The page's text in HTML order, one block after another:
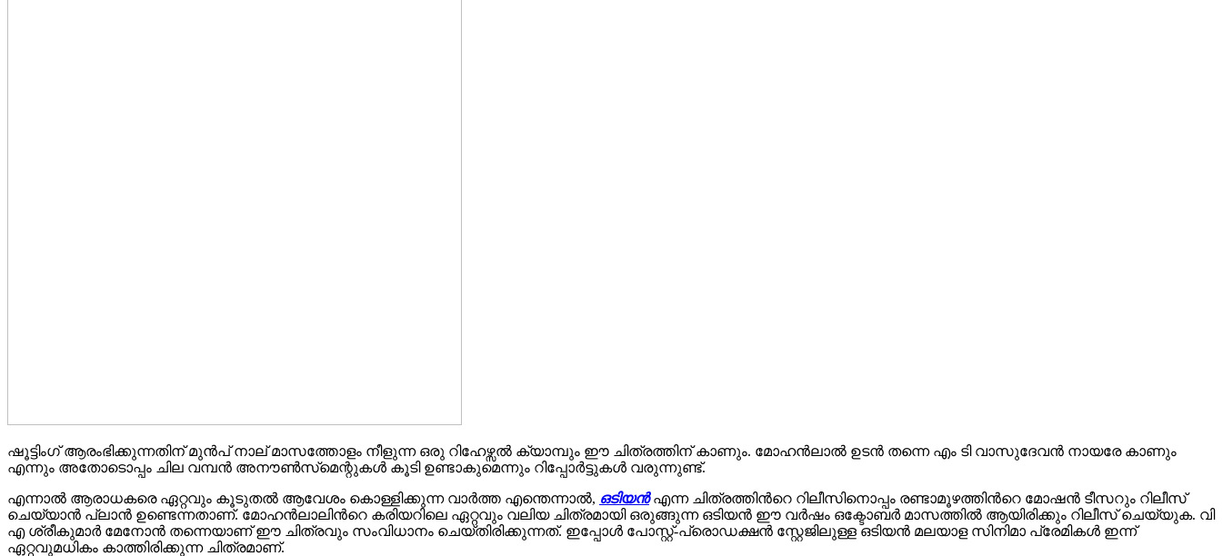
ഷൂട്ടിംഗ് ആരംഭിക്കുന്നതിന് മുൻപ് നാല് മാസത്തോളം നീളുന്ന ഒരു റിഹേഴ്സൽ ക്യാമ്പും ഈ ചിത്രത്തിന് കാണും. മോഹൻലാൽ ഉടൻ തന്നെ എം ടി വാസുദേവൻ നായരേ കാണും
എന്നും അതോടൊപ്പം ചില വമ്പൻ അനൗൺസ്‌മെന്റുകൾ കൂടി ഉണ്ടാകുമെന്നും റിപ്പോർട്ടുകൾ വരുന്നുണ്ട്.
എന്നാൽ ആരാധകരെ ഏറ്റവും കൂടുതൽ ആവേശം കൊള്ളിക്കുന്ന വാർത്ത എന്തെന്നാൽ, ഒടിയൻഎന്ന ചിത്രത്തിന്‍റെ റിലീസിനൊപ്പം രണ്ടാമൂഴത്തിന്‍റെ മോഷൻ ടീസറും റിലീസ്
ചെയ്യാൻ പ്ലാൻ ഉണ്ടെന്നതാണ്. മോഹൻലാലിൻറെ കരിയറിലെ ഏറ്റവും വലിയ ചിത്രമായി ഒരുങ്ങുന്ന ഒടിയൻ ഈ വർഷം ഒക്ടോബർ മാസത്തിൽ ആയിരിക്കും റിലീസ് ചെയ്യുക. വി
എ ശ്രീകുമാർ മേനോൻ തന്നെയാണ് ഈ ചിത്രവും സംവിധാനം ചെയ്തിരിക്കുന്നത്. ഇപ്പോൾ പോസ്റ്റ്-പ്രൊഡക്ഷൻ സ്റ്റേജിലുള്ള ഒടിയൻ മലയാള സിനിമാ പ്രേമികൾ ഇന്ന്
ഏറ്റവുമധികം കാത്തിരിക്കുന്ന ചിത്രമാണ്.